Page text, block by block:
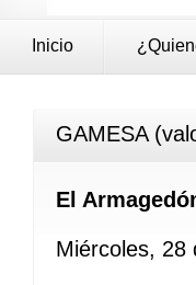
Inicio
GAMESA
El
Miércoles, 28